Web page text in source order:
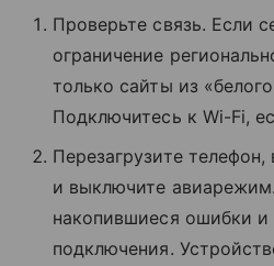
Проверьте связь. Если
ограничение
только сайты из
Подключитесь к Wi-Fi,
Перезагрузите телефон,
и выключите
накопившиеся ошибки
подключения.